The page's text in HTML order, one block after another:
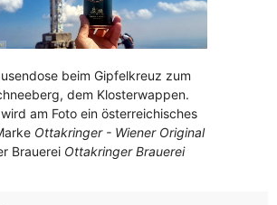
beim Gipfelkreuz zum
dem Klosterwappen.
am Foto ein österreichisches
Ottakringer - Wiener Original
Brauerei Ottakringer Brauerei